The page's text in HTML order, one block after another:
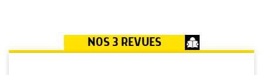
NOS 3 REVUES